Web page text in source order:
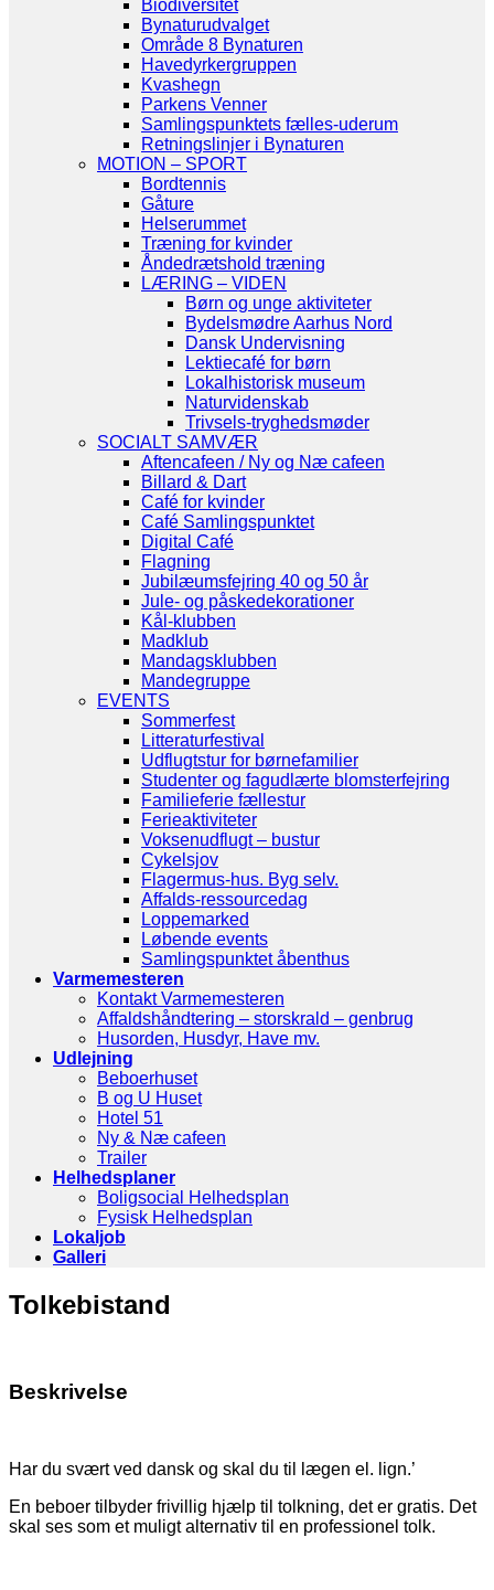
Biodiversitet
Bynaturudvalget
Område 8 Bynaturen
Havedyrkergruppen
Kvashegn
Parkens Venner
Samlingspunktets fælles-uderum
Retningslinjer i Bynaturen
MOTION – SPORT
Bordtennis
Gåture
Helserummet
Træning for kvinder
Åndedrætshold træning
LÆRING – VIDEN
Børn og unge aktiviteter
Bydelsmødre Aarhus Nord
Dansk Undervisning
Lektiecafé for børn
Lokalhistorisk museum
Naturvidenskab
Trivsels-tryghedsmøder
SOCIALT SAMVÆR
Aftencafeen / Ny og Næ cafeen
Billard & Dart
Café for kvinder
Café Samlingspunktet
Digital Café
Flagning
Jubilæumsfejring 40 og 50 år
Jule- og påskedekorationer
Kål-klubben
Madklub
Mandagsklubben
Mandegruppe
EVENTS
Sommerfest
Litteraturfestival
Udflugtstur for børnefamilier
Studenter og fagudlærte blomsterfejring
Familieferie fællestur
Ferieaktiviteter
Voksenudflugt – bustur
Cykelsjov
Flagermus-hus. Byg selv.
Affalds-ressourcedag
Loppemarked
Løbende events
Samlingspunktet åbenthus
Varmemesteren
Kontakt Varmemesteren
Affaldshåndtering – storskrald – genbrug
Husorden, Husdyr, Have mv.
Udlejning
Beboerhuset
B og U Huset
Hotel 51
Ny & Næ cafeen
Trailer
Helhedsplaner
Boligsocial Helhedsplan
Fysisk Helhedsplan
Lokaljob
Galleri
Tolkebistand
Beskrivelse
Har du svært ved dansk og skal du til lægen el. lign.’
En beboer tilbyder frivillig hjælp til tolkning, det er gratis. Det
skal ses som et muligt alternativ til en professionel tolk.